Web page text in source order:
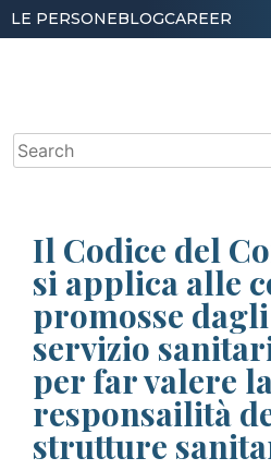
Skip
to
LE PERSONEBLOGCAREER
Search
for:
Il Codice del
si applica alle
promosse
servizio
per far valere
responsailità
strutture